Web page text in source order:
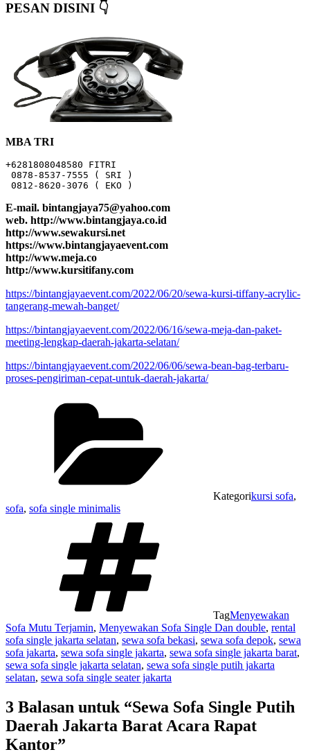
PESAN DISINI 👇
MBA TRI
+6281808048580 FITRI
0878-8537-7555 ( SRI )
0812-8620-3076 ( EKO )
E-mail. bintangjaya75@yahoo.com
web. http://www.bintangjaya.co.id
http://www.sewakursi.net
https://www.bintangjayaevent.com
http://www.meja.co
http://www.kursitifany.com
https://bintangjayaevent.com/2022/06/20/sewa-kursi-tiffany-acrylic-
tangerang-mewah-banget/
https://bintangjayaevent.com/2022/06/16/sewa-meja-dan-paket-
meeting-lengkap-daerah-jakarta-selatan/
https://bintangjayaevent.com/2022/06/06/sewa-bean-bag-terbaru-
proses-pengiriman-cepat-untuk-daerah-jakarta/
Kategorikursi sofa,
sofa, sofa single minimalis
TagMenyewakan
Sofa Mutu Terjamin, Menyewakan Sofa Single Dan double, rental
sofa single jakarta selatan, sewa sofa bekasi, sewa sofa depok, sewa
sofa jakarta, sewa sofa single jakarta, sewa sofa single jakarta barat,
sewa sofa single jakarta selatan, sewa sofa single putih jakarta
selatan, sewa sofa single seater jakarta
3 Balasan untuk “Sewa Sofa Single Putih
Daerah Jakarta Barat Acara Rapat
Kantor”